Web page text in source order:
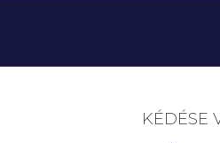
KÉDÉSE